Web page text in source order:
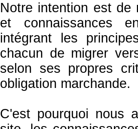
Notre intention est de
et connaissances
intégrant les
chacun de migrer
selon ses propres
obligation marchande.
C'est pourquoi nous